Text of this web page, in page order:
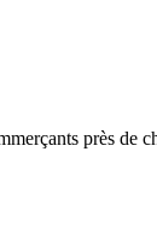
près de